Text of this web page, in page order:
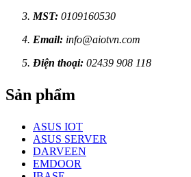
MST: 0109160530
Email: info@aiotvn.com
Điện thoại: 02439 908 118
Sản phẩm
ASUS IOT
ASUS SERVER
DARVEEN
EMDOOR